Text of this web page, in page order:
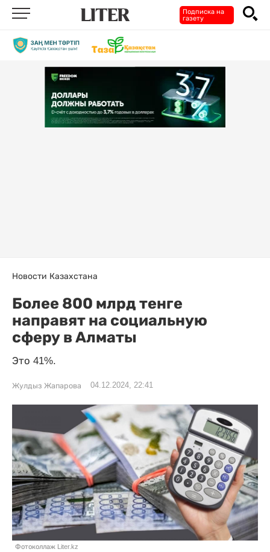
Подписка на
газету
Новости Казахстана
Более 800 млрд тенге
направят на социальную
сферу в Алматы
Это 41%.
Жулдыз Жапарова 04.12.2024, 22:41
Фотоколлаж Liter.kz